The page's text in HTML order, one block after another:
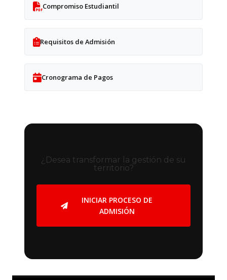
Compromiso Estudiantil
Requisitos de Admisión
Cronograma de Pagos
¿Desea transformar la gestión de su
territorio?
INICIAR PROCESO DE
ADMISIÓN